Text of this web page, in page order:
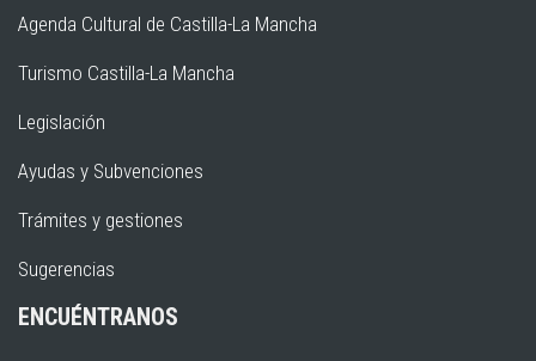
Agenda Cultural de Castilla-La Mancha
Turismo Castilla-La Mancha
Legislación
Ayudas y Subvenciones
Trámites y gestiones
Sugerencias
ENCUÉNTRANOS